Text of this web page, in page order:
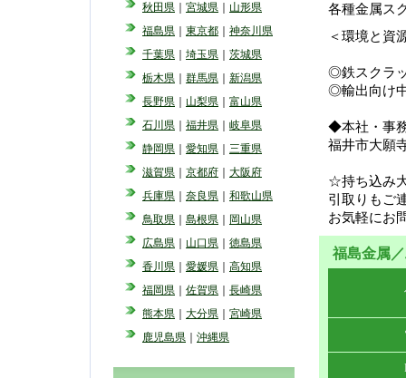
各種金属ス
＜環境と資
◎鉄スクラ
◎輸出向け
◆本社・事
福井市大願
☆持ち込み
引取りもご
お気軽にお
福島金属
秋田県
宮城県
山形県
福島県
東京都
神奈川県
千葉県
埼玉県
茨城県
栃木県
群馬県
新潟県
長野県
山梨県
富山県
石川県
福井県
岐阜県
静岡県
愛知県
三重県
滋賀県
京都府
大阪府
兵庫県
奈良県
和歌山県
鳥取県
島根県
岡山県
広島県
山口県
徳島県
香川県
愛媛県
高知県
福岡県
佐賀県
長崎県
熊本県
大分県
宮崎県
鹿児島県
沖縄県